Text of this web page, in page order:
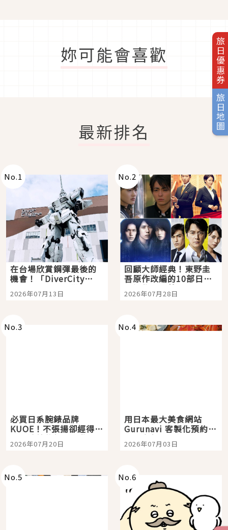
旅日優惠券
旅日地圖
妳可能會喜歡
最新排名
No.1
在台場欣賞鋼彈最後的
機會！「DiverCity
Tokyo Plaza」搭船、
購物、美食及夜景，一
2026年07月13日
No.2
回顧大師經典！東野圭
吾原作改編的10部日本
影視作品推薦
2026年07月28日
No.3
必買日系腕錶品牌
KUOE！不張揚卻經得起
時間洗鍊的經典之作五
選
2026年07月20日
No.4
用日本最大美食網站
Gurunavi 客製化預約九
大都市餐廳，打造專屬
美食體驗！
2026年07月03日
No.5 No.6